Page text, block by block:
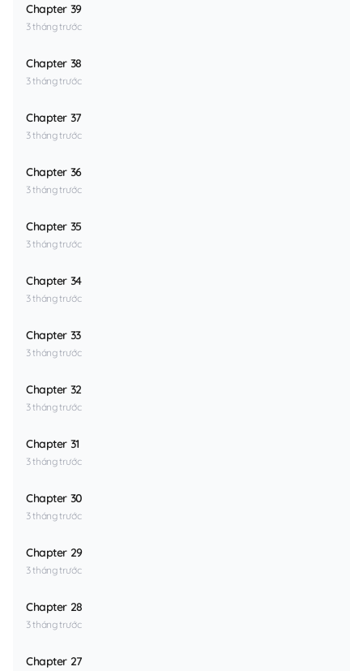
Chapter 39
3 tháng trước
Chapter 38
3 tháng trước
Chapter 37
3 tháng trước
Chapter 36
3 tháng trước
Chapter 35
3 tháng trước
Chapter 34
3 tháng trước
Chapter 33
3 tháng trước
Chapter 32
3 tháng trước
Chapter 31
3 tháng trước
Chapter 30
3 tháng trước
Chapter 29
3 tháng trước
Chapter 28
3 tháng trước
Chapter 27